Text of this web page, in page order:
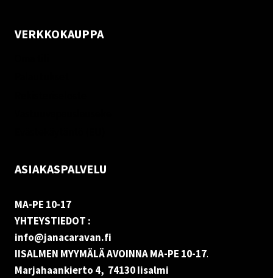
VERKKOKAUPPA
ASIAKASPALVELU
MA-PE 10-17
YHTEYSTIEDOT :
info@janacaravan.fi
IISALMEN MYYMÄLÄ AVOINNA MA-PE 10-17.
Marjahaankierto 4, 74130 Iisalmi